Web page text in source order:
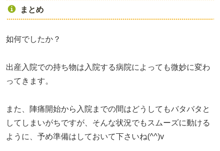
まとめ
如何でしたか？
出産入院での持ち物は入院する病院によっても微妙に変わ
ってきます。
また、陣痛開始から入院までの間はどうしてもバタバタと
してしまいがちですが、そんな状況でもスムーズに動ける
ように、予め準備はしておいて下さいね(^^)v